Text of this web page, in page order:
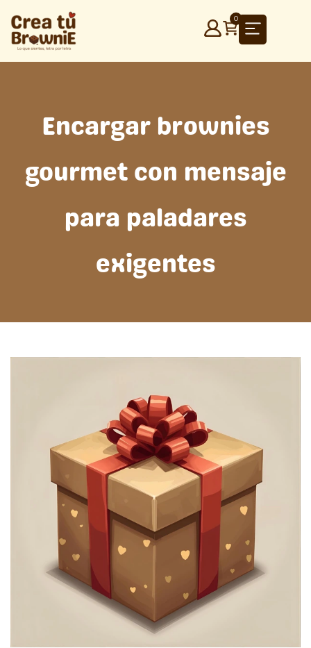
contenido
0
Encargar brownies
gourmet con mensaje
para paladares
exigentes